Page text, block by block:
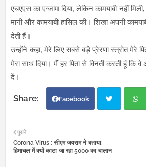
एचएएस का एग्जाम दिया, लेकिन कामयाबी नहीं
मानी और कामयाबी हासिल की। शिखा अपनी
देती हैं।
उन्होंने कहा, मेरे लिए सबसे बड़े प्रेरणा स्त्रोत मेरे
मेरा साथ दिया। मैं हर पिता से विनती करती हूं कि वे
दें।
Facebook
पुराने
Corona Virus : सीएम जयराम ने बताया,
हिमाचल में क्यों काटा जा रहा 5000 का चालान